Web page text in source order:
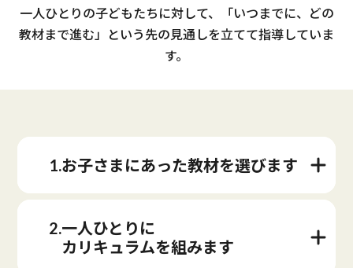
一人ひとりの子どもたちに対して、「いつまでに、どの
教材まで進む」という先の見通しを立てて指導していま
す。
1.お子さまにあった教材を選びます
2.一人ひとりに
カリキュラムを組みます